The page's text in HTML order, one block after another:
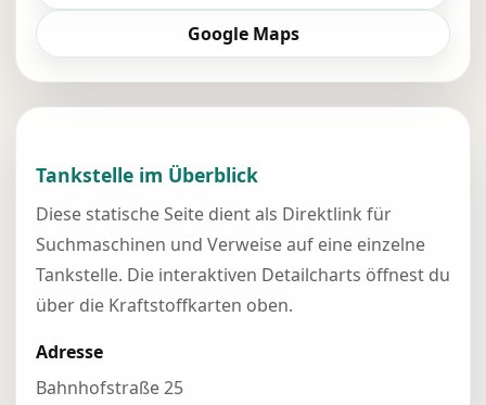
Google Maps
Tankstelle im Überblick
Diese statische Seite dient als Direktlink für
Suchmaschinen und Verweise auf eine einzelne
Tankstelle. Die interaktiven Detailcharts öffnest du
über die Kraftstoffkarten oben.
Adresse
Bahnhofstraße 25